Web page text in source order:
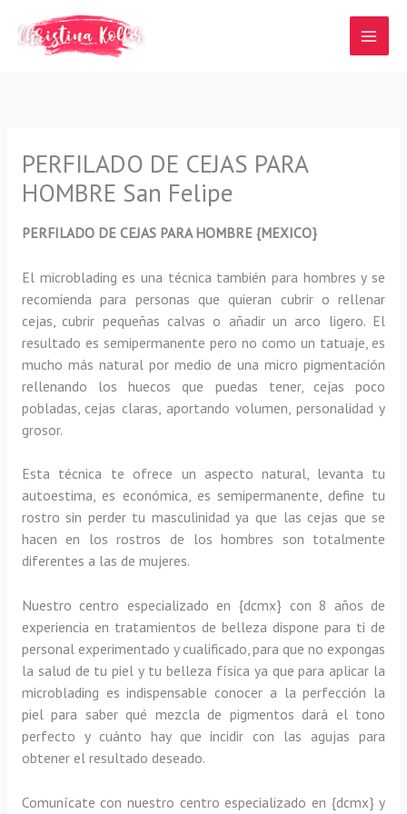
contenido
PERFILADO DE CEJAS PARA
HOMBRE San Felipe
PERFILADO DE CEJAS PARA HOMBRE {MEXICO}
El microblading es una técnica también para hombres y se
recomienda para personas que quieran cubrir o rellenar
cejas, cubrir pequeñas calvas o añadir un arco ligero.El
resultado es semipermanente pero no como un tatuaje, es
mucho más natural por medio de una micro pigmentación
rellenando los huecos que puedas tener, cejas poco
pobladas, cejas claras, aportando volumen, personalidad y
grosor.
Esta técnica te ofrece un aspecto natural, levanta tu
autoestima, es económica, es semipermanente, define tu
rostro sin perder tu masculinidad ya que las cejas que se
hacen en los rostros de los hombres son totalmente
diferentes a las de mujeres.
Nuestro centro especializado en {dcmx} con 8 años de
experiencia en tratamientos de belleza dispone para ti de
personal experimentado y cualificado, para que no expongas
la salud de tu piel y tu belleza física ya que para aplicar la
microblading es indispensable conocer a la perfección la
piel para saber qué mezcla de pigmentos dará el tono
perfecto y cuánto hay que incidir con las agujas para
obtener el resultado deseado.
Comunícate con nuestro centro especializado en {dcmx} y